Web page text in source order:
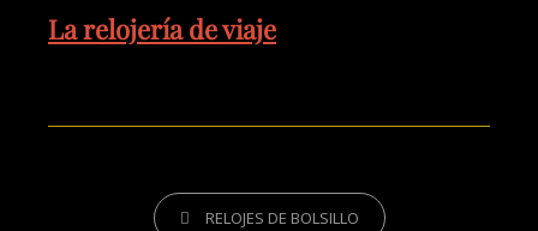
La relojería de viaje
RELOJES DE BOLSILLO